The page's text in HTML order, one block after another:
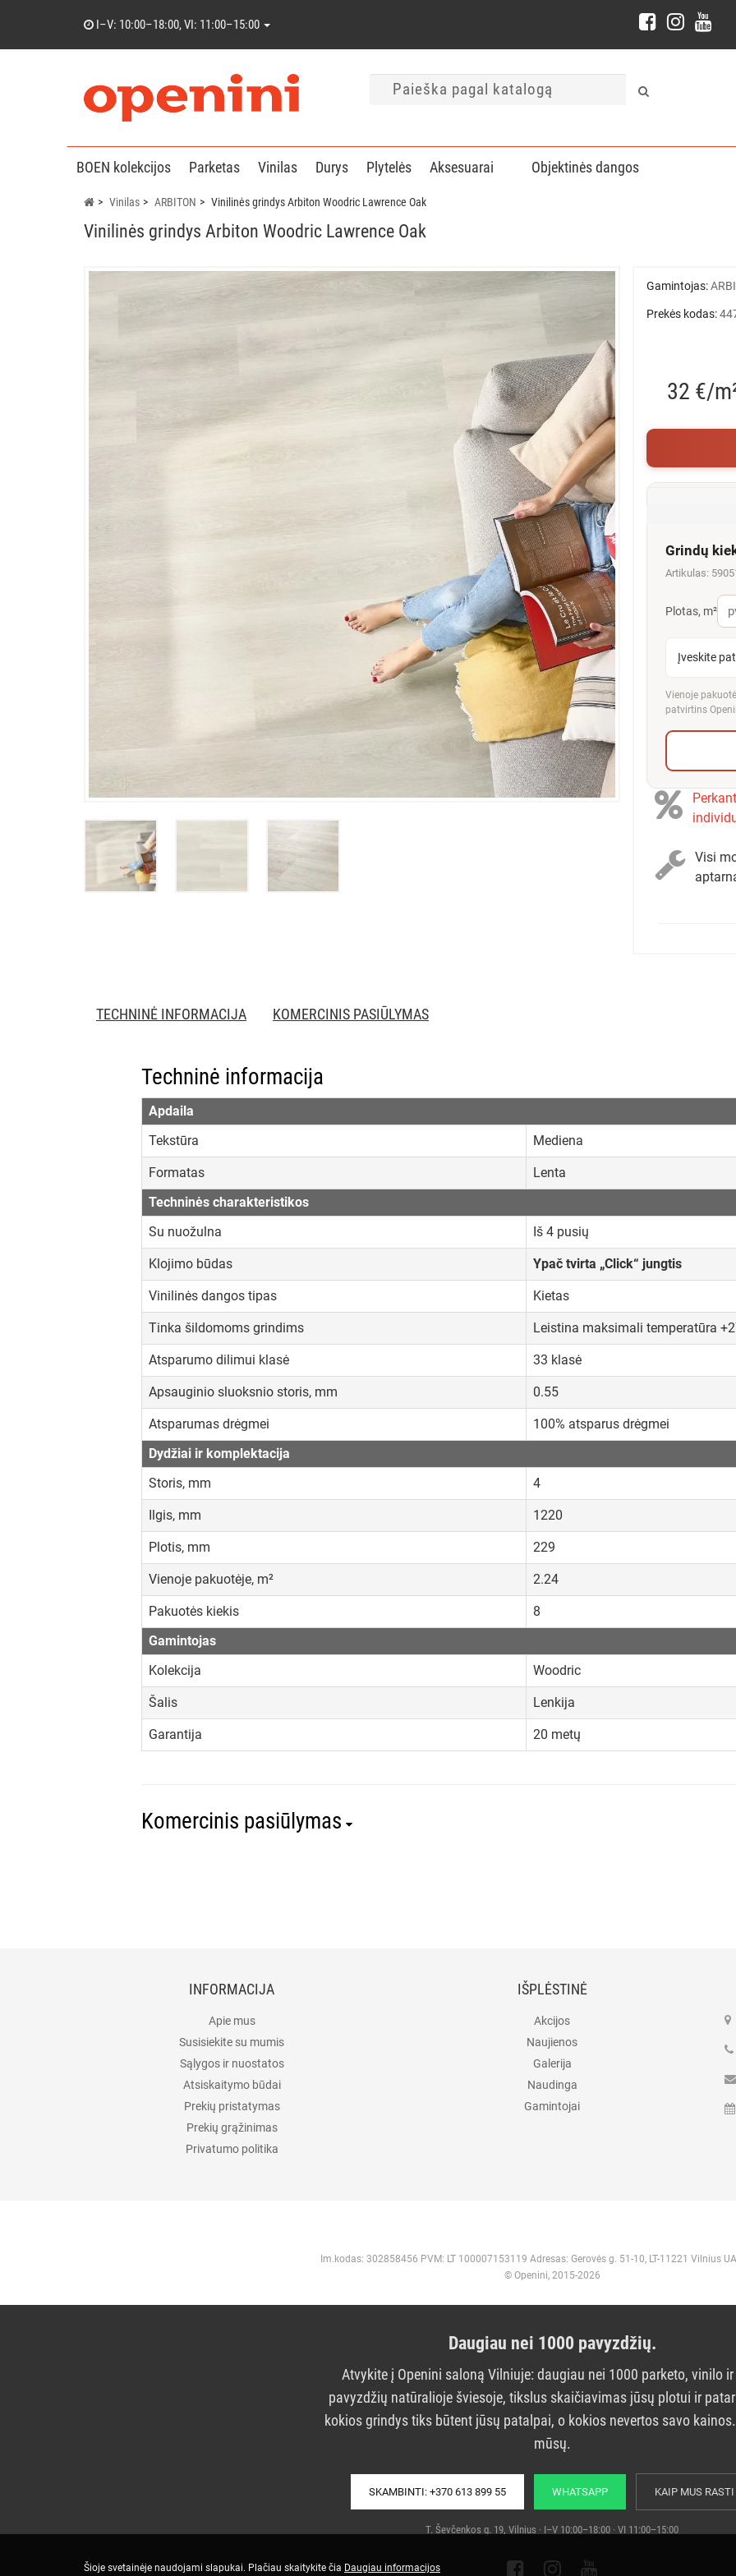
I–V: 10:00–18:00, VI: 11:00–15:00
BOEN kolekcijos Parketas Vinilas Durys Plytelės Aksesuarai Objektinės dangos
Vinilas ARBITON Vinilinės grindys Arbiton Woodric Lawrence Oak
Vinilinės grindys Arbiton Woodric Lawrence Oak
Gamintojas:
Prekės kodas:
32 €/
Grindų
Artikulas:
Plotas, m²
Įveskite
Vienoje
patvirtins
Visi
TECHNINĖ INFORMACIJA KOMERCINIS PASIŪLYMAS
Techninė informacija
Apdaila
Tekstūra
Mediena
Formatas
Lenta
Techninės charakteristikos
Su nuožulna
Iš 4 pusių
Klojimo būdas Ypač tvirta „Click“ jungtis
Vinilinės dangos tipas Kietas
Tinka šildomoms grindims Leistina maksimali temperatūra
Atsparumo dilimui klasė 33 klasė
Apsauginio sluoksnio storis, mm 0.55
Atsparumas drėgmei
100% atsparus drėgmei
Dydžiai ir komplektacija
Storis, mm
4
Ilgis, mm 1220
Plotis, mm 229
Vienoje pakuotėje, m² 2.24
Pakuotės kiekis
8
Gamintojas
Kolekcija
Woodric
Šalis Lenkija
Garantija 20 metų
Komercinis pasiūlymas
INFORMACIJA
Apie mus
Susisiekite su mumis
Sąlygos ir nuostatos
Atsiskaitymo būdai
Prekių pristatymas
Prekių grąžinimas
Privatumo politika
IŠPLĖSTINĖ
Akcijos
Naujienos
Galerija
Naudinga
Gamintojai
Im.kodas: 302858456 PVM: LT 100007153119 Adresas: Gerovės g. 51-10, LT-11221 Vilnius
© Openini, 2015-2026
Daugiau nei 1000 pavyzdžių.
Atvykite į Openini saloną Vilniuje: daugiau nei 1000 parketo, vinilo
pavyzdžių natūralioje šviesoje, tikslus skaičiavimas jūsų plotui ir
kokios grindys tiks būtent jūsų patalpai, o kokios nevertos savo
mūsų.
SKAMBINTI: +370 613 899 55 WHATSAPP KAIP MUS RASTI
T. Ševčenkos g. 19, Vilnius · I–V 10:00–18:00 · VI 11:00–15:00
Šioje svetainėje naudojami slapukai. Plačiau skaitykite čia Daugiau informacijos